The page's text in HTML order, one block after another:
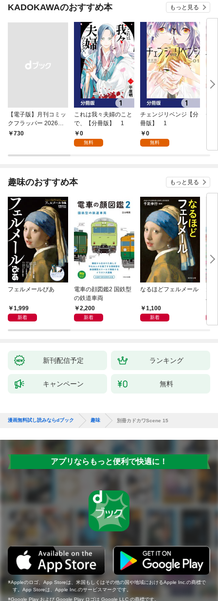
KADOKAWAのおすすめ本 もっと見る
【電子版】月刊コミッ
クフラッパー 2026年9
月号
￥730
これは我々夫婦のこと
で、【分冊版】 1
0
無料
チェンジリベンジ【分
冊版】 1
0
無料
チ
趣味のおすすめ本 もっと見る
フェルメールぴあ
1,999
新着
電車の顔図鑑2 国鉄型
の鉄道車両
2,200
新着
なるほどフェルメール
1,100
新着
ハ
新刊配信予定 ランキング
キャンペーン 無料
漫画無料試し読みならdブック 趣味 別冊カドカワScene 15
アプリならもっと便利で快適に！
Appleのロゴ、App Storeは、米国もしくはその他の国や地域におけるApple Inc.の商標で
す。App Storeは、Apple Inc.のサービスマークです。
Google Play および Google Play ロゴは Google LLC の商標です。